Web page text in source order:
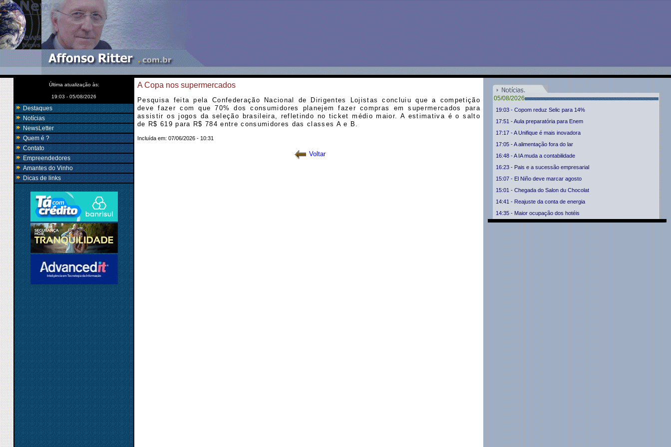
Última atualização às:
19:03 - 05/08/2026
Destaques
Notícias
NewsLetter
Quem é ?
Contato
Empreendedores
Amantes do Vinho
Dicas de links
A Copa nos supermercados
Pesquisa feita pela Confederação Nacional de Dirigentes Lojistas concluiu que a competição
deve fazer com que 70% dos consumidores planejem fazer compras em supermercados para
assistir os jogos da seleção brasileira, refletindo no ticket médio maior. A estimativa é o salto
de R$ 619 para R$ 784 entre consumidores das classes A e B.
Incluída em: 07/06/2026 - 10:31
Voltar
05/08/2026
19:03 - Copom reduz Selic para 14%
17:51 - Aula preparatória para Enem
17:17 - A Unifique é mais inovadora
17:05 - A alimentação fora do lar
16:48 - A IA muda a contabilidade
16:23 - Pais e a sucessão empresarial
15:07 - El Niño deve marcar agosto
15:01 - Chegada do Salon du Chocolat
14:41 - Reajuste da conta de energia
14:35 - Maior ocupação dos hotéis